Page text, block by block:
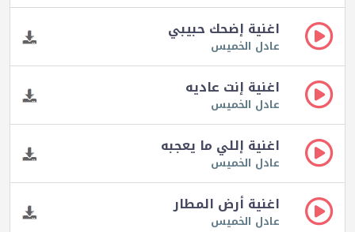
اغنية إضحك حبيبي
عادل الخميس
اغنية إنت عاديه
عادل الخميس
اغنية إللي ما يعجبه
عادل الخميس
اغنية أرض المطار
عادل الخميس